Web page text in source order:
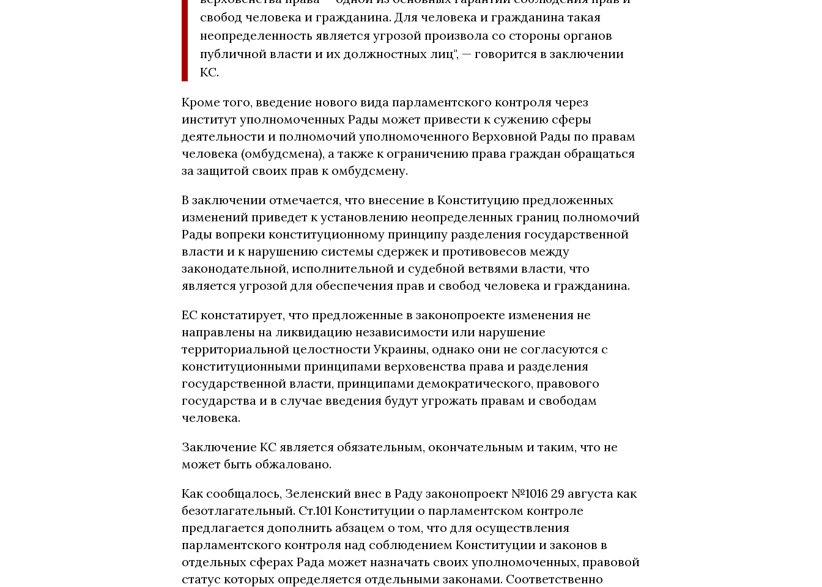
свобод человека и гражданина. Для человека и гражданина такая
неопределенность является угрозой произвола со стороны органов
публичной власти и их должностных лиц", — говорится в заключении
КС.
Кроме того, введение нового вида парламентского контроля через
институт уполномоченных Рады может привести к сужению сферы
деятельности и полномочий уполномоченного Верховной Рады по правам
человека (омбудсмена), а также к ограничению права граждан обращаться
за защитой своих прав к омбудсмену.
В заключении отмечается, что внесение в Конституцию предложенных
изменений приведет к установлению неопределенных границ полномочий
Рады вопреки конституционному принципу разделения государственной
власти и к нарушению системы сдержек и противовесов между
законодательной, исполнительной и судебной ветвями власти, что
является угрозой для обеспечения прав и свобод человека и гражданина.
ЕС констатирует, что предложенные в законопроекте изменения не
направлены на ликвидацию независимости или нарушение
территориальной целостности Украины, однако они не согласуются с
конституционными принципами верховенства права и разделения
государственной власти, принципами демократического, правового
государства и в случае введения будут угрожать правам и свободам
человека.
Заключение КС является обязательным, окончательным и таким, что не
может быть обжаловано.
Как сообщалось, Зеленский внес в Раду законопроект №1016 29 августа как
безотлагательный. Ст.101 Конституции о парламентском контроле
предлагается дополнить абзацем о том, что для осуществления
парламентского контроля над соблюдением Конституции и законов в
отдельных сферах Рада может назначать своих уполномоченных, правовой
статус которых определяется отдельными законами. Соответственно